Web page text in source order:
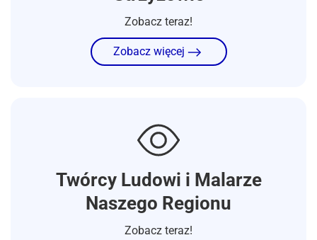
Zobacz teraz!
Zobacz więcej
Twórcy Ludowi i Malarze
Naszego Regionu
Zobacz teraz!